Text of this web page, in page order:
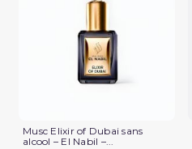
Musc Elixir of Dubai sans
alcool – El Nabil –...